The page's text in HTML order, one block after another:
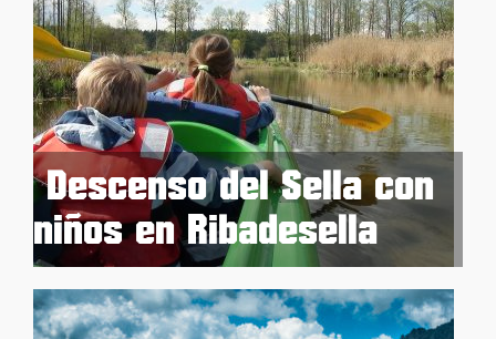
Descenso del Sella con
niños en Ribadesella